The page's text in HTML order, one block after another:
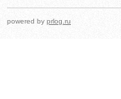
powered by prlog.ru